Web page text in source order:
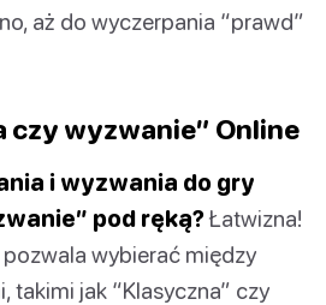
aż do wyczerpania “prawd”
czy wyzwanie” Online
i wyzwania do gry
pod ręką?Łatwizna!
wybierać między
takimi jak “Klasyczna” czy